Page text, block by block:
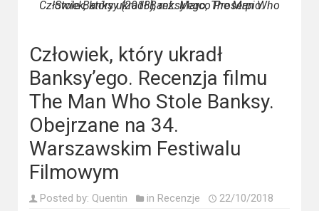
Komedie
Korea
Południowa
Filmy
oparte
na
faktach
Człowiek, który ukradł Banksy'ego, The Man Who Stole Banksy (2018), reż. Marco Proserpio.
Człowiek, który ukradł
Banksy’ego. Recenzja filmu
The Man Who Stole Banksy.
Obejrzane na 34.
Warszawskim Festiwalu
Filmowym
Posted by: Quentin in Recenzje 22/10/2018